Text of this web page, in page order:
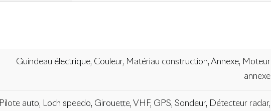
Guindeau électrique, Couleur, Matériau construction, Annexe, Moteur
annexe
Pilote auto, Loch speedo, Girouette, VHF, GPS, Sondeur, Détecteur radar,